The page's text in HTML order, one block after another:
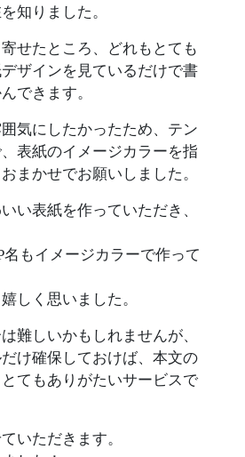
知りました。
せたところ、どれもとても
ザインを見ているだけで書
できます。
気にしたかったため、テン
表紙のイメージカラーを指
まかせでお願いしました。
い表紙を作っていただき、
名もイメージカラーで作って
しく思いました。
難しいかもしれませんが、
け確保しておけば、本文の
てもありがたいサービスで
いただきます。